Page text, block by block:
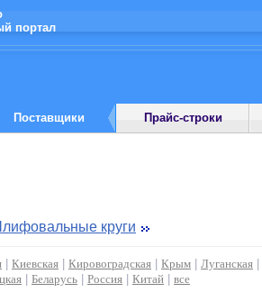
портал
Поставщики Прайс-строки
круги
Киевская Кировоградская Крым Луганская
Беларусь Россия Китай все